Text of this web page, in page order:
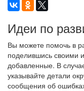
Идеи по
Вы можете помочь в
поделившись своими
добавленные. В
указывайте детали
сообщения об